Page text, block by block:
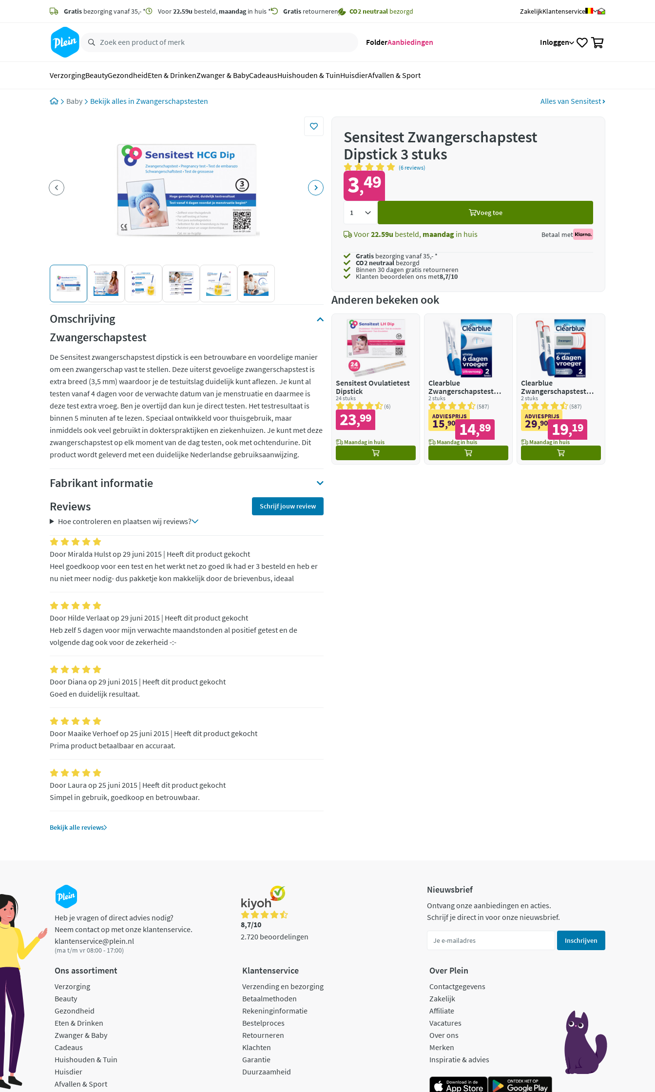
zoeken
hoofdinhoud
Gratis bezorging vanaf 35,- * Voor22.59u besteld, maandagin huis * Gratis retourneren CO2 neutraal bezorgd ZakelijkKlantenservice
FolderAanbiedingen Inloggen
VerzorgingBeautyGezondheidEten & DrinkenZwanger & BabyCadeausHuishouden & TuinHuisdierAfvallen & Sport
Baby Zwangerschapstesten Alles van Sensitest
Omschrijving
Zwangerschapstest
De Sensitest zwangerschapstest dipstick is een betrouwbare en voordelige manier
om een zwangerschap vast te stellen. Deze uiterst gevoelige zwangerschapstest is
extra breed (3,5 mm) waardoor je de testuitslag duidelijk kunt aflezen. Je kunt al
testen vanaf 4 dagen voor de verwachte datum van je menstruatie en daarmee is
deze test extra vroeg. Ben je overtijd dan kun je direct testen. Het testresultaat is
binnen 5 minuten af te lezen. Speciaal ontwikkeld voor thuisgebruik, maar
inmiddels ook veel gebruikt in dokterspraktijken en ziekenhuizen. Je kunt met deze
zwangerschapstest op elk moment van de dag testen, ook met ochtendurine. Dit
product wordt geleverd met een duidelijke Nederlandse gebruiksaanwijzing.
Fabrikant informatie
Reviews
Schrijf jouw review
Hoe controleren en plaatsen wij reviews?
Door Miralda Hulst op 29 juni 2015 | Heeft dit product gekocht
Heel goedkoop voor een test en het werkt net zo goed Ik had er 3 besteld en heb er
nu niet meer nodig- dus pakketje kon makkelijk door de brievenbus, ideaal
Door Hilde Verlaat op 29 juni 2015 | Heeft dit product gekocht
Heb zelf 5 dagen voor mijn verwachte maandstonden al positief getest en de
volgende dag ook voor de zekerheid -:-
Door Diana op 29 juni 2015 | Heeft dit product gekocht
Goed en duidelijk resultaat.
Door Maaike Verhoef op 25 juni 2015 | Heeft dit product gekocht
Prima product betaalbaar en accuraat.
Door Laura op 25 juni 2015 | Heeft dit product gekocht
Simpel in gebruik, goedkoop en betrouwbaar.
Bekijk alle reviews
Sensitest Zwangerschapstest
Dipstick 3 stuks
(6 reviews)
3,49
Voeg toe
Voor22.59u besteld, maandag in huis Betaal met
Gratis bezorging vanaf 35,- *
CO2 neutraalbezorgd
Binnen 30 dagen gratis retourneren
Klanten beoordelen ons met8,7/10
Anderen bekeken ook
Sensitest Ovulatietest
Dipstick
24 stuks
6
23,99
Maandag in huis
Clearblue
Zwangerschapstest
Ultravroeg
2 stuks
587
ADVIESPRIJS
15,90 14,89
Maandag in huis
Clearblue
Zwangerschapstest
Ultravroeg Digitaal
2 stuks
587
ADVIESPRIJS
29,90 19,19
Maandag in huis
Heb je vragen of direct advies nodig?
Neem contact op met onze klantenservice.
klantenservice@plein.nl
(ma t/m vr 08:00 - 17:00)
8,7/10
2.720 beoordelingen
Nieuwsbrief
Ontvang onze aanbiedingen en acties.
Schrijf je direct in voor onze nieuwsbrief.
Inschrijven
Ons assortiment
Verzorging
Beauty
Gezondheid
Eten & Drinken
Zwanger & Baby
Cadeaus
Huishouden & Tuin
Huisdier
Afvallen & Sport
Klantenservice
Verzending en bezorging
Betaalmethoden
Rekeninginformatie
Bestelproces
Retourneren
Klachten
Garantie
Duurzaamheid
Over Plein
Contactgegevens
Zakelijk
Affiliate
Vacatures
Over ons
Merken
Inspiratie & advies